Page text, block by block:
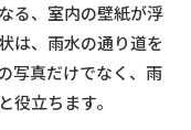
る、室内の壁紙が浮
は、雨水の通り道を
写真だけでなく、雨
役立ちます。